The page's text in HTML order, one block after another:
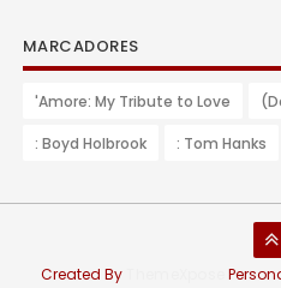
MARCADORES
'Amore: My Tribute to Love
: Boyd Holbrook : Tom Hanks
Created By